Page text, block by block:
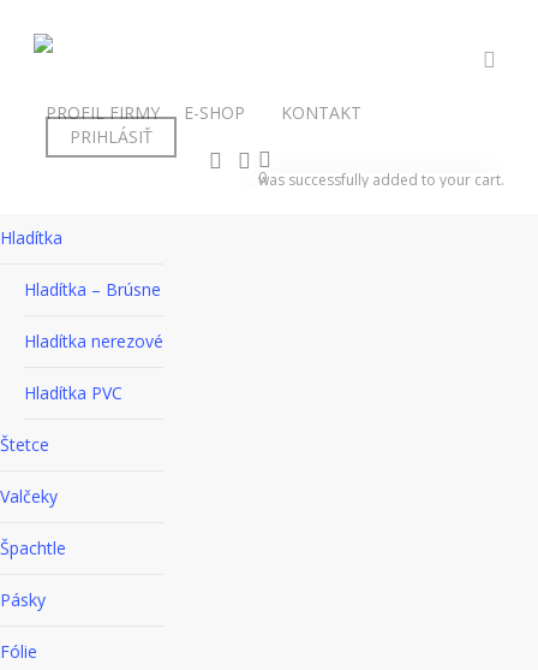
contentPROFIL FIRMY E-SHOP
KONTAKT
PRIHLÁSIŤ
searchaccount
0
was successfully added to your cart.
Hladítka
Hladítka – Brúsne
Hladítka nerezové
Hladítka PVC
Štetce
Valčeky
Špachtle
Pásky
Fólie